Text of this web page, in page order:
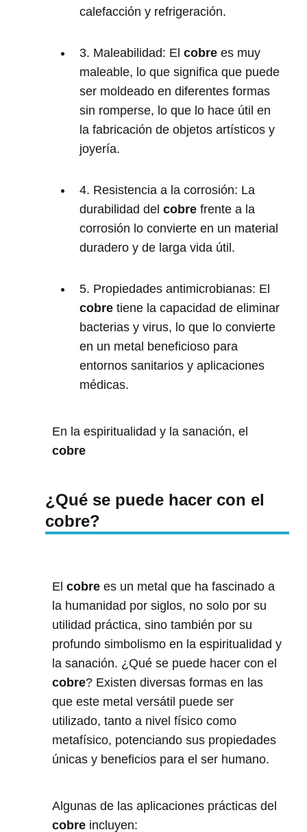
calefacción y refrigeración.
3. Maleabilidad: El cobre es muy
maleable, lo que significa que puede
ser moldeado en diferentes formas
sin romperse, lo que lo hace útil en
la fabricación de objetos artísticos y
joyería.
4. Resistencia a la corrosión: La
durabilidad del cobre frente a la
corrosión lo convierte en un material
duradero y de larga vida útil.
5. Propiedades antimicrobianas: El
cobre tiene la capacidad de eliminar
bacterias y virus, lo que lo convierte
en un metal beneficioso para
entornos sanitarios y aplicaciones
médicas.
En la espiritualidad y la sanación, el
cobre
¿Qué se puede hacer con el
cobre?
El cobre es un metal que ha fascinado a
la humanidad por siglos, no solo por su
utilidad práctica, sino también por su
profundo simbolismo en la espiritualidad y
la sanación. ¿Qué se puede hacer con el
cobre? Existen diversas formas en las
que este metal versátil puede ser
utilizado, tanto a nivel físico como
metafísico, potenciando sus propiedades
únicas y beneficios para el ser humano.
Algunas de las aplicaciones prácticas del
cobre incluyen: